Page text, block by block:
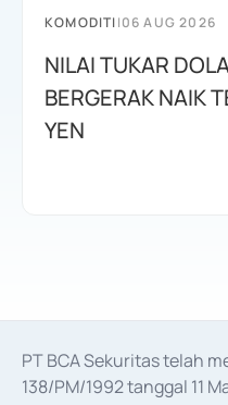
KOMODITI|06 AUG 2026
NILAI TUKAR
BERGERAK NAIK
YEN
PT BCA Sekuritas telah
138/PM/1992 tanggal 11